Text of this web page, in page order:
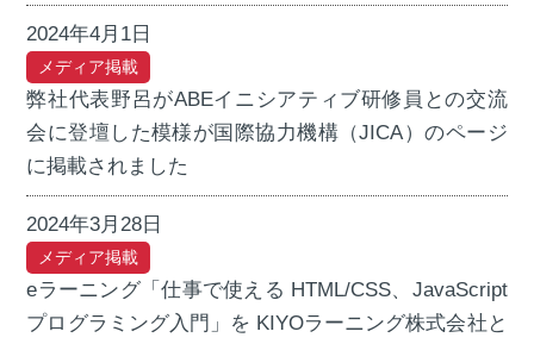
2024年4月1日
メディア掲載
弊社代表野呂がABEイニシアティブ研修員との交流
会に登壇した模様が国際協力機構（JICA）のページ
に掲載されました
2024年3月28日
メディア掲載
eラーニング「仕事で使える HTML/CSS、JavaScript
プログラミング入門」を KIYOラーニング株式会社と